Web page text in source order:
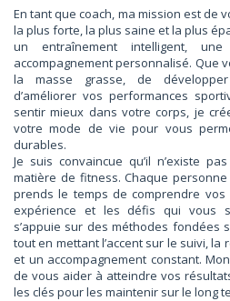
En tant que coach, ma mission est de
la plus forte, la plus saine et la plus
un entraînement intelligent,
accompagnement personnalisé. Que
la masse grasse, de
d’améliorer vos performances
sentir mieux dans votre corps, je
votre mode de vie pour vous
durables.
Je suis convaincue qu’il n’existe
matière de fitness. Chaque
prends le temps de comprendre
expérience et les défis qui vous
s’appuie sur des méthodes fondées
tout en mettant l’accent sur le suivi, la
et un accompagnement constant.
de vous aider à atteindre vos
les clés pour les maintenir sur le long